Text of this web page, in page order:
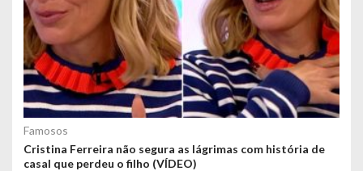
Famosos
Cristina Ferreira não segura as lágrimas com história de
casal que perdeu o filho (VÍDEO)